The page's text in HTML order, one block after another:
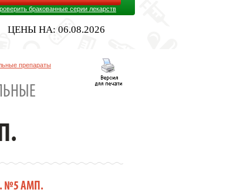
бракованные серии лекарств
ЦЕНЫ НА: 06.08.2026
препараты
№5 АМП.